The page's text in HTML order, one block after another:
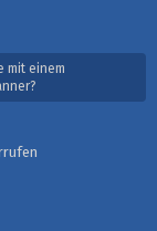
mit einem